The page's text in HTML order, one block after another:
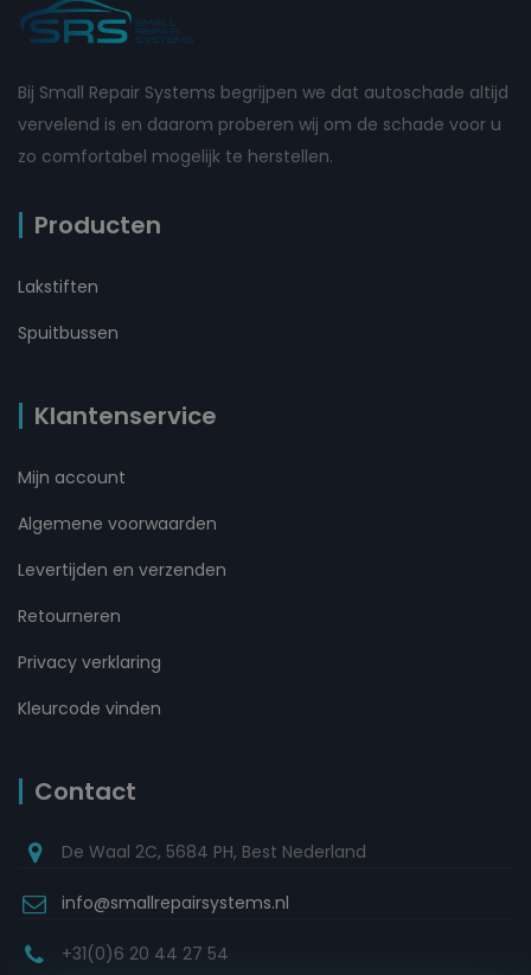
Bij Small Repair Systems begrijpen we dat autoschade altijd
vervelend is en daarom proberen wij om de schade voor u
zo comfortabel mogelijk te herstellen.
Producten
Lakstiften
Spuitbussen
Klantenservice
Mijn account
Algemene voorwaarden
Levertijden en verzenden
Retourneren
Privacy verklaring
Kleurcode vinden
Contact
De Waal 2C, 5684 PH, Best Nederland
info@smallrepairsystems.nl
+31(0)6 20 44 27 54